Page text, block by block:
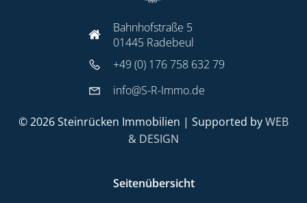
Bahnhofstraße 5
01445 Radebeul
+49 (0) 176 758 632 79
info@S-R-Immo.de
© 2026 Steinrücken Immobilien | Supported byWEB
& DESIGN
Seitenübersicht